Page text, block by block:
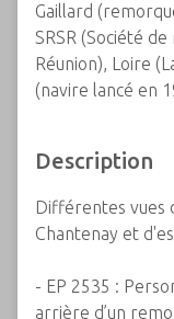
Gaillard
SRSR (Société
Réunion), Loire
(navire lancé en
Description
Différentes vues
Chantenay et
- EP 2535 :
arrière d’un